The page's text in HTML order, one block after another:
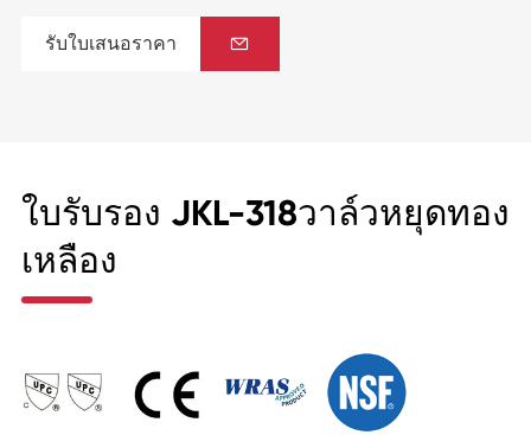
รับใบเสนอราคา 
ใบรับรอง JKL-318วาล์วหยุดทอง
เหลือง